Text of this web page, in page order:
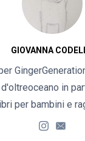
GIOVANNA
in
per bambini e